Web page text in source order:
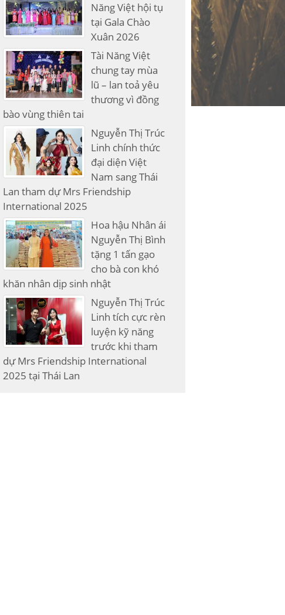
Năng Việt hội tụ
tại Gala Chào
Xuân 2026
Tài Năng Việt
chung tay mùa
lũ – lan toả yêu
thương vì đồng
bào vùng thiên tai
Nguyễn Thị Trúc
Linh chính thức
đại diện Việt
Nam sang Thái
Lan tham dự Mrs Friendship
International 2025
Hoa hậu Nhân ái
Nguyễn Thị Bình
tặng 1 tấn gạo
cho bà con khó
khăn nhân dịp sinh nhật
Nguyễn Thị Trúc
Linh tích cực rèn
luyện kỹ năng
trước khi tham
dự Mrs Friendship International
2025 tại Thái Lan